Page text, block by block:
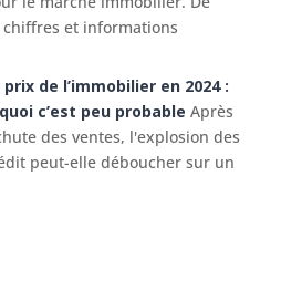
et informations
de l’immobilier en 2024 :
c’est peu probable Après
des ventes, l'explosion des
peut-elle déboucher sur un